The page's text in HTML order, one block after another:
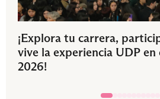
¡Explora tu carrera,
vive la experiencia UDP
2026!